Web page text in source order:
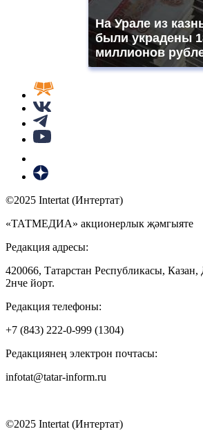
На Урале из
были украдены
миллионов
©2025 Intertat (Интертат)
«ТАТМЕДИА» акционерлык җәмгыяте
Редакция адресы:
420066, Татарстан Республикасы, Казан,
2нче йорт.
Редакция телефоны:
+7 (843) 222-0-999 (1304)
Редакциянең электрон почтасы:
infotat@tatar-inform.ru
©2025 Intertat (Интертат)